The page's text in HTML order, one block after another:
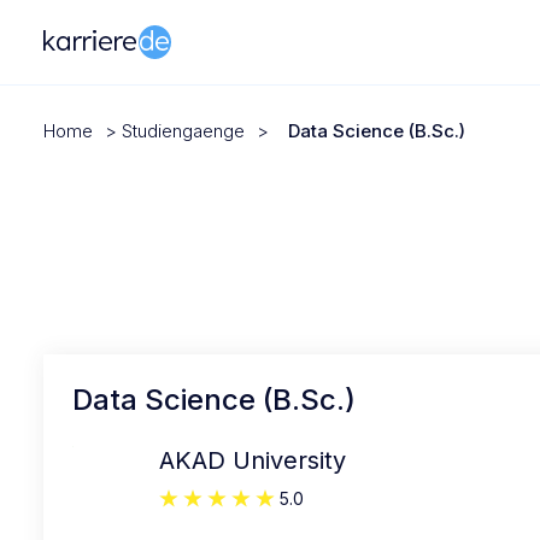
Home > Studiengaenge > Data Science (B.Sc.)
Data Science (B.Sc.)
AKAD University
5.0